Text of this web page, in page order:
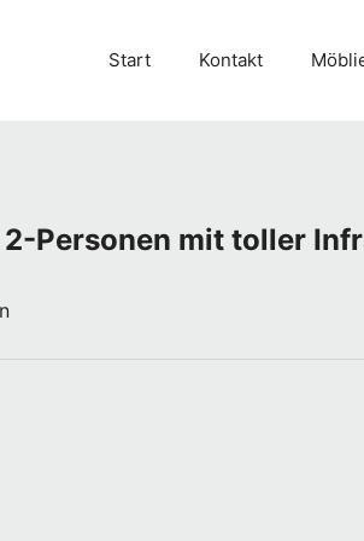
Start Kontakt
Personen mit toller